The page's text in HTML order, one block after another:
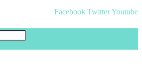
Facebook TwitterYoutube